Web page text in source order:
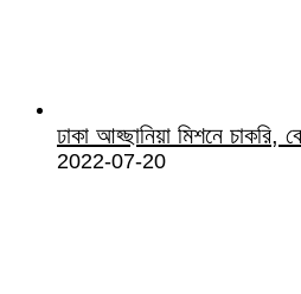
ঢাকা আহ্ছানিয়া মিশনে
2022-07-20